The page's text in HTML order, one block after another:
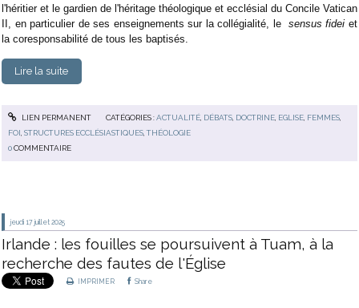
l'héritier et le gardien de l'héritage théologique et ecclésial du Concile Vatican
II, en particulier de ses enseignements sur la collégialité, le sensus fidei et
la coresponsabilité de tous les baptisés.
Lire la suite
LIEN PERMANENT CATÉGORIES :ACTUALITÉ, DÉBATS, DOCTRINE, EGLISE, FEMMES,
FOI ,STRUCTURES ECCLÉSIASTIQUES ,THÉOLOGIE
0COMMENTAIRE
jeudi 17 juillet 2025
Irlande : les fouilles se poursuivent à Tuam, à la
recherche des fautes de l'Église
IMPRIMER Share